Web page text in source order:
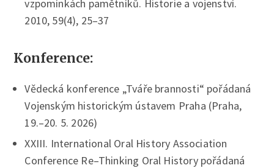
vzpomínkách pamětníků. Historie a vojenství.
2010, 59(4), 25–37
Konference:
Vědecká konference „Tváře brannosti“ pořádaná
Vojenským historickým ústavem Praha (Praha,
19.–20. 5. 2026)
XXIII. International Oral History Association
Conference Re–Thinking Oral History pořádaná